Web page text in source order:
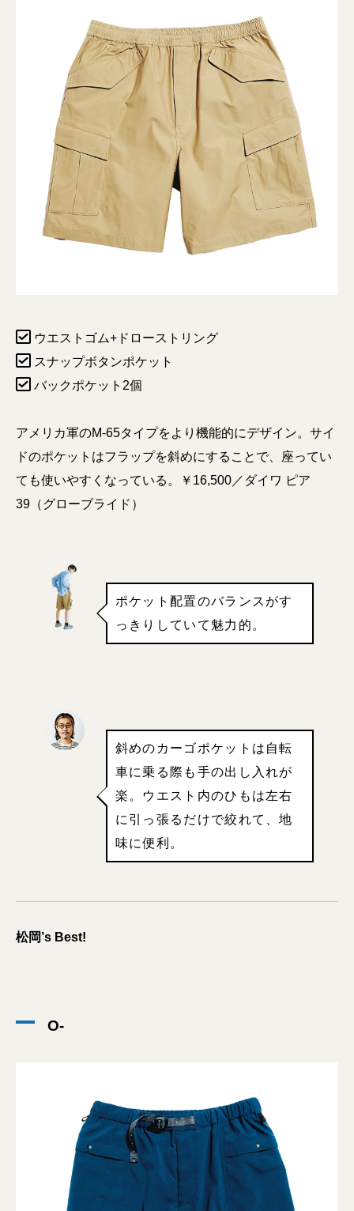
ウエストゴム+ドローストリング
スナップボタンポケット
バックポケット2個
アメリカ軍のM-65タイプをより機能的にデザイン。サイ
ドのポケットはフラップを斜めにすることで、座ってい
ても使いやすくなっている。￥16,500／ダイワ ピア
39（グローブライド）
ポケット配置のバランスがす
っきりしていて魅力的。
斜めのカーゴポケットは自転
車に乗る際も手の出し入れが
楽。ウエスト内のひもは左右
に引っ張るだけで絞れて、地
味に便利。
松岡’s Best!
O-